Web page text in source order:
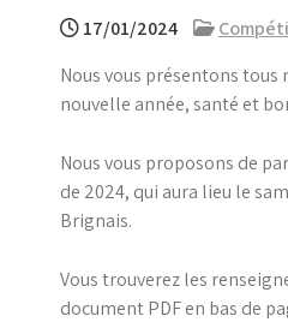
17/01/2024
Nous vous présentons tous
nouvelle année, santé et
Nous vous proposons de
de 2024, qui aura lieu le
Brignais.
Vous trouverez les
document PDF en bas de